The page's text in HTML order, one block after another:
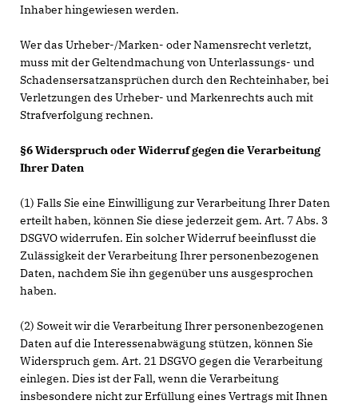
Inhaber hingewiesen werden.
Wer das Urheber-/Marken- oder Namensrecht verletzt,
muss mit der Geltendmachung von Unterlassungs- und
Schadensersatzansprüchen durch den Rechteinhaber, bei
Verletzungen des Urheber- und Markenrechts auch mit
Strafverfolgung rechnen.
§6 Widerspruch oder Widerruf gegen die Verarbeitung
Ihrer Daten
(1) Falls Sie eine Einwilligung zur Verarbeitung Ihrer Daten
erteilt haben, können Sie diese jederzeit gem. Art. 7 Abs. 3
DSGVO widerrufen. Ein solcher Widerruf beeinflusst die
Zulässigkeit der Verarbeitung Ihrer personenbezogenen
Daten, nachdem Sie ihn gegenüber uns ausgesprochen
haben.
(2) Soweit wir die Verarbeitung Ihrer personenbezogenen
Daten auf die Interessenabwägung stützen, können Sie
Widerspruch gem. Art. 21 DSGVO gegen die Verarbeitung
einlegen. Dies ist der Fall, wenn die Verarbeitung
insbesondere nicht zur Erfüllung eines Vertrags mit Ihnen